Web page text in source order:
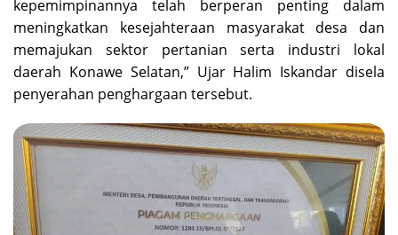
kepemimpinannya telah berperan penting dalam
meningkatkan kesejahteraan masyarakat desa dan
memajukan sektor pertanian serta industri lokal
daerah Konawe Selatan,” Ujar Halim Iskandar disela
penyerahan penghargaan tersebut.